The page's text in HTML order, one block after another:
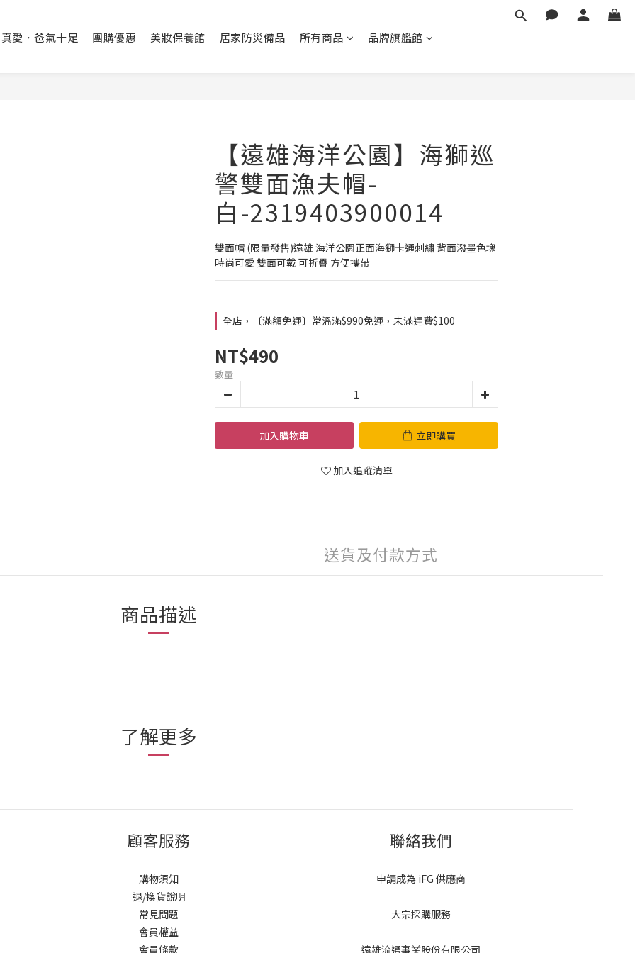
愛．爸氣十足 團購優惠 美妝保養館 居家防災備品 所有商品 品牌旗艦館
【遠雄海洋公園】海獅巡
警雙面漁夫帽-
白-2319403900014
雙面帽 (限量發售)遠雄 海洋公園正面海獅卡通刺繡 背面潑墨色塊
時尚可愛 雙面可戴 可折疊 方便攜帶
全店，〔滿額免運〕常溫滿$990免運，未滿運費$100
NT$490
數量
加入購物車 立即購買
加入追蹤清單
送貨及付款方式
商品描述
了解更多
顧客服務
購物須知
退/換貨說明
常見問題
會員權益
會員條款
聯絡我們
申請成為 iFG 供應商
大宗採購服務
遠雄流通事業股份有限公司